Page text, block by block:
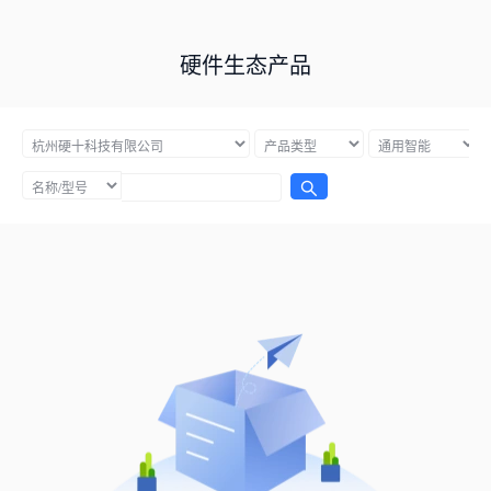
硬件生态产品